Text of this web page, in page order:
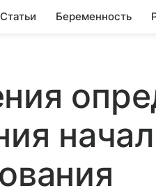
Статьи Беременность